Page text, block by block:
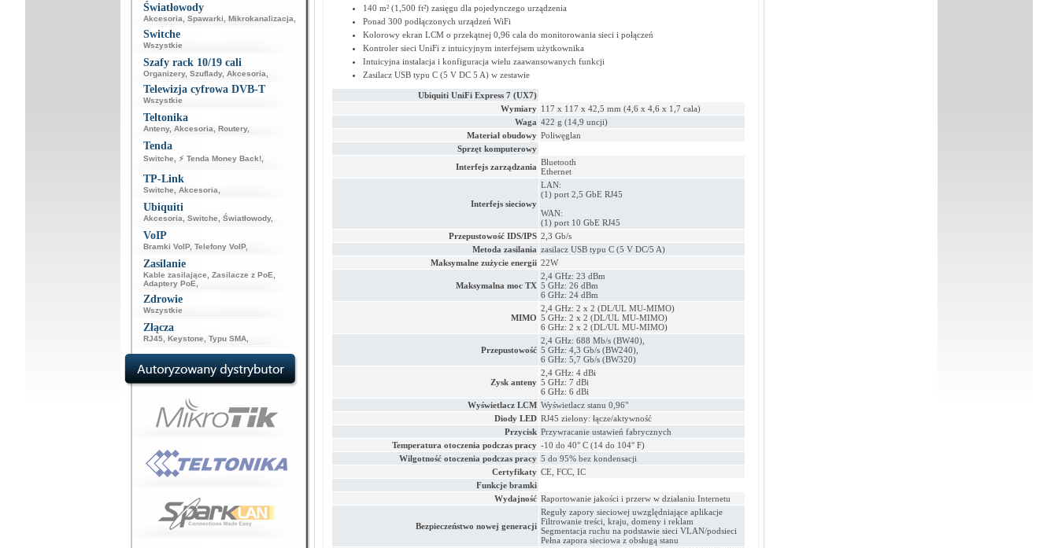
Światłowody
Akcesoria Spawarki Mikrokanalizacja
Switche
Wszystkie
Szafy rack 10/19 cali
Organizery, Szuflady, Akcesoria
Telewizja cyfrowa DVB-T
Wszystkie
Teltonika
Anteny, Akcesoria Routery,
Tenda
Switche ⚡ Tenda Money Back!,
TP-Link
Switche Akcesoria
Ubiquiti
Akcesoria Switche Światłowody,
VoIP
Bramki VoIP, Telefony VoIP,
Zasilanie
Kable zasilające Zasilacze z PoE
Adaptery PoE
Zdrowie
Wszystkie
Złącza
RJ45, Keystone Typu SMA,
140 m² (1,500 ft²) zasięgu dla pojedynczego urządzenia
Ponad 300 podłączonych urządzeń WiFi
Kolorowy ekran LCM o przekątnej 0,96 cala do monitorowania sieci i połączeń
Kontroler sieci UniFi z intuicyjnym interfejsem użytkownika
Intuicyjna instalacja i konfiguracja wielu zaawansowanych funkcji
Zasilacz USB typu C (5 V DC 5 A) w zestawie
Ubiquiti UniFi Express 7 (UX7)
Wymiary 117 x 117 x 42,5 mm (4,6 x 4,6 x 1,7 cala)
Waga 422 g (14,9 uncji)
Materiał obudowy Poliwęglan
Sprzęt komputerowy
Interfejs zarządzania Bluetooth
Ethernet
Interfejs sieciowy
LAN:
(1) port 2,5 GbE RJ45
WAN:
(1) port 10 GbE RJ45
Przepustowość IDS/IPS 2,3 Gb/s
Metoda zasilania zasilacz USB typu C (5 V DC/5 A)
Maksymalne zużycie energii 22W
Maksymalna moc TX
2,4 GHz: 23 dBm
5 GHz: 26 dBm
6 GHz: 24 dBm
MIMO
2,4 GHz: 2 x 2 (DL/UL MU-MIMO)
5 GHz: 2 x 2 (DL/UL MU-MIMO)
6 GHz: 2 x 2 (DL/UL MU-MIMO)
Przepustowość
2,4 GHz: 688 Mb/s (BW40),
5 GHz: 4,3 Gb/s (BW240),
6 GHz: 5,7 Gb/s (BW320)
Zysk anteny
2,4 GHz: 4 dBi
5 GHz: 7 dBi
6 GHz: 6 dBi
Wyświetlacz LCM Wyświetlacz stanu 0,96"
Diody LED RJ45 zielony: łącze/aktywność
Przycisk Przywracanie ustawień fabrycznych
Temperatura otoczenia podczas pracy -10 do 40° C (14 do 104° F)
Wilgotność otoczenia podczas pracy 5 do 95% bez kondensacji
Certyfikaty CE, FCC, IC
Funkcje bramki
Wydajność Raportowanie jakości i przerw w działaniu Internetu
Bezpieczeństwo nowej generacji
Reguły zapory sieciowej uwzględniające aplikacje
Filtrowanie treści, kraju, domeny i reklam
Segmentacja ruchu na podstawie sieci VLAN/podsieci
Pełna zapora sieciowa z obsługą stanu